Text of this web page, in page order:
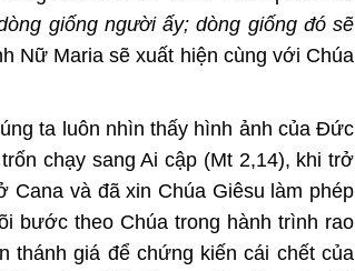
giống người ấy; dòng giống đó sẽ
Nữ Maria sẽ xuất hiện cùng với Chúa
ta luôn nhìn thấy hình ảnh của Ðức
chạy sang Ai cập (Mt 2,14), khi trở
và đã xin Chúa Giêsu làm phép
bước theo Chúa trong hành trình rao
thánh giá để chứng kiến cái chết của